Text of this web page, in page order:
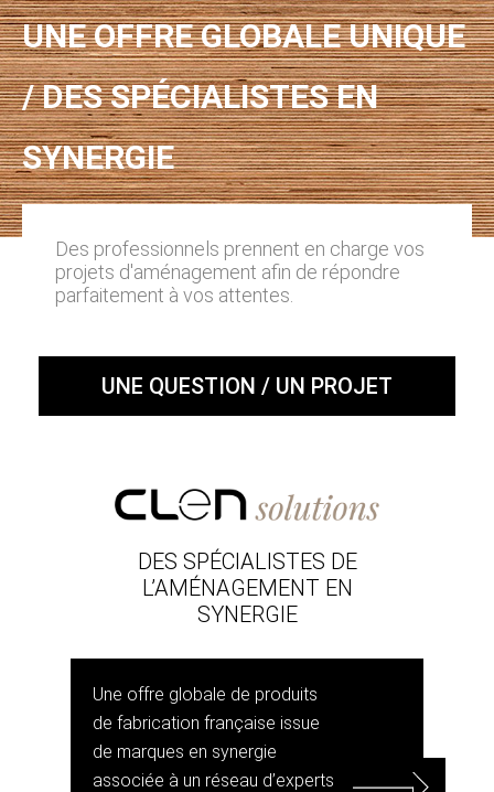
UNE OFFRE GLOBALE UNIQUE
/ DES SPÉCIALISTES EN
SYNERGIE
Des professionnels prennent en charge vos
projets d'aménagement afin de répondre
parfaitement à vos attentes.
UNE QUESTION / UN PROJET
DES SPÉCIALISTES DE
L’AMÉNAGEMENT EN
SYNERGIE
Une offre globale de produits
de fabrication française issue
de marques en synergie
associée à un réseau d’experts